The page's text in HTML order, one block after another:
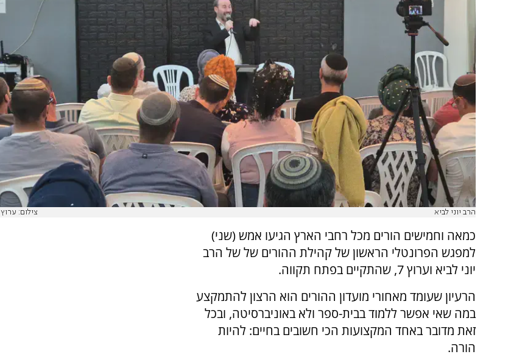
הרב יוני לביא צילום: ערוץ 7
כמאה וחמישים הורים מכל רחבי הארץ הגיעו אמש (שני)
למפגש הפרונטלי הראשון של קהילת ההורים של של הרב
יוני לביא וערוץ 7, שהתקיים בפתח תקווה.
הרעיון שעומד מאחורי מועדון ההורים הוא הרצון להתמקצע
במה שאי אפשר ללמוד בבית-ספר ולא באוניברסיטה, ובכל
זאת מדובר באחד המקצועות הכי חשובים בחיים: להיות
הורה.